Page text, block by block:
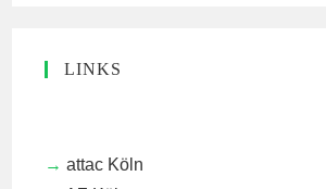
LINKS
attac Köln